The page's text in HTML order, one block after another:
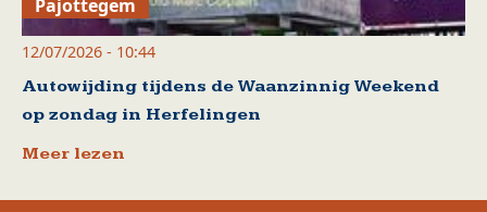
Pajottegem
12/07/2026 - 10:44
Autowijding tijdens de Waanzinnig Weekend
op zondag in Herfelingen
Meer lezen